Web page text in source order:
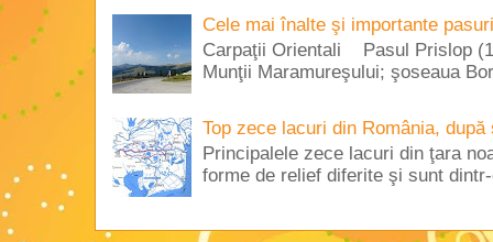
Cele mai înalte şi importante
Carpaţii Orientali Pasul Prislop
Munţii Maramureşului; şoseaua
Top zece lacuri din România, după
Principalele zece lacuri din ţara
forme de relief diferite şi sunt